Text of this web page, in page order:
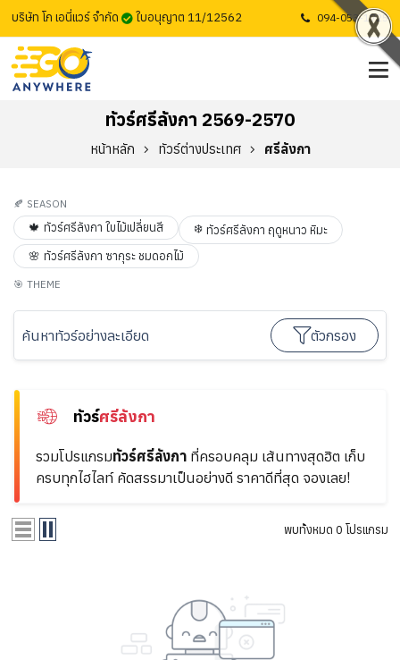
บริษัท โก เอนี่แวร์ จำกัด ใบอนุญาต 11/12562 094-053-1725
ทัวร์ศรีลังกา 2569-2570
หน้าหลัก ทัวร์ต่างประเทศ ศรีลังกา
🍂 SEASON
🍁 ทัวร์ศรีลังกา ใบไม้เปลี่ยนสี ❄️ ทัวร์ศรีลังกา ฤดูหนาว หิมะ
🌸 ทัวร์ศรีลังกา ซากุระ ชมดอกไม้
🎯 THEME
ค้นหาทัวร์อย่างละเอียด ตัวกรอง
ทัวร์ศรีลังกา
รวมโปรแกรมทัวร์ศรีลังกา ที่ครอบคลุม เส้นทางสุดฮิต เก็บ
ครบทุกไฮไลท์ คัดสรรมาเป็นอย่างดี ราคาดีที่สุด จองเลย!
พบทั้งหมด 0 โปรแกรม